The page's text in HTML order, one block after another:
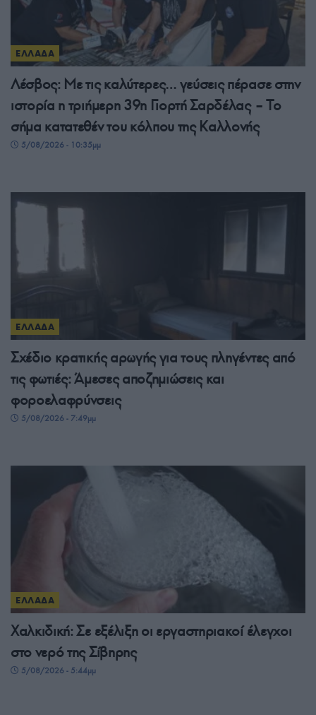
ΕΛΛΑΔΑ
Λέσβος: Με τις καλύτερες… γεύσεις πέρασε στην
ιστορία η τριήμερη 39η Γιορτή Σαρδέλας – Το
σήμα κατατεθέν του κόλπου της Καλλονής
5/08/2026 - 10:35μμ
ΕΛΛΑΔΑ
Σχέδιο κρατικής αρωγής για τους πληγέντες από
τις φωτιές: Άμεσες αποζημιώσεις και
φοροελαφρύνσεις
5/08/2026 - 7:49μμ
ΕΛΛΑΔΑ
Χαλκιδική: Σε εξέλιξη οι εργαστηριακοί έλεγχοι
στο νερό της Σίβηρης
5/08/2026 - 5:44μμ